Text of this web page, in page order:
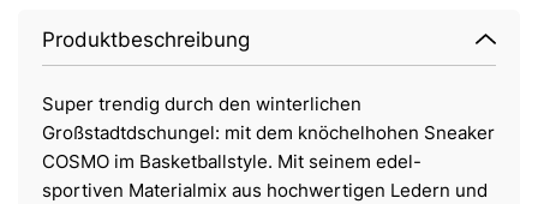
Produktbeschreibung
Super trendig durch den winterlichen
Großstadtdschungel: mit dem knöchelhohen Sneaker
COSMO im Basketballstyle. Mit seinem edel-
sportiven Materialmix aus hochwertigen Ledern und